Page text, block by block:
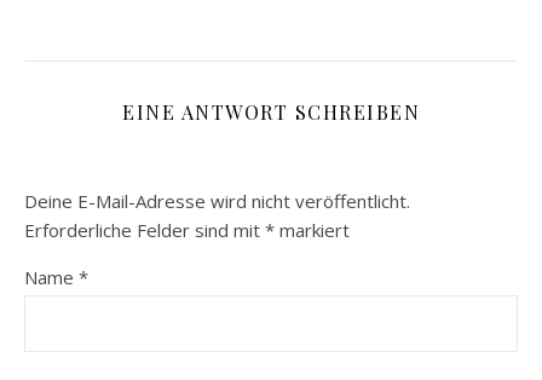
EINE ANTWORT SCHREIBEN
Deine E-Mail-Adresse wird nicht veröffentlicht.
Erforderliche Felder sind mit * markiert
Name *